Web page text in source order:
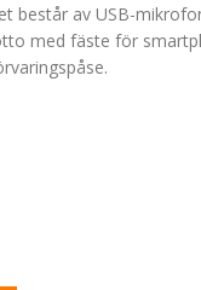
består av USB-
med fäste för